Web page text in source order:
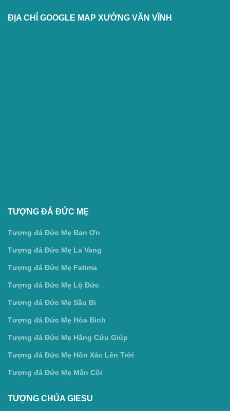
ĐỊA CHỈ GOOGLE MAP XƯỞNG VĂN VĨNH
TƯỢNG ĐÁ ĐỨC MẸ
Tượng đá Đức Mẹ Ban Ơn
Tượng đá Đức Mẹ La Vang
Tượng đá Đức Mẹ Fatima
Tượng đá Đức Mẹ Lộ Đức
Tượng đá Đức Mẹ Sầu Bi
Tượng đá Đức Mẹ Hòa Bình
Tượng đá Đức Mẹ Hằng Cứu Giúp
Tượng đá Đức Mẹ Hồn Xác Lên Trời
Tượng đá Đức Mẹ Mân Côi
TƯỢNG CHÚA GIESU